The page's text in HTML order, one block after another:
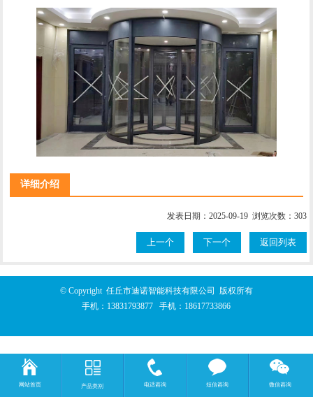
详细介绍
发表日期：2025-09-19 浏览次数：303
上一个 下一个 返回列表
© Copyright 任丘市迪诺智能科技有限公司 版权所有
手机： 13831793877 手机： 18617733866
网站首页 产品类别 电话咨询 短信咨询 微信咨询